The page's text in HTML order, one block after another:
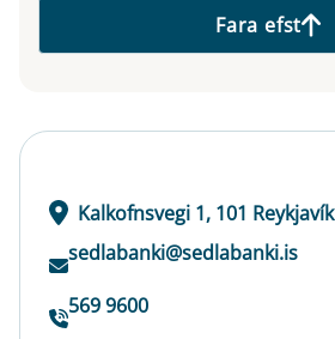
Fara efst
Kalkofnsvegi 1, 101 Reykjavík
sedlabanki@sedlabanki.is
569 9600